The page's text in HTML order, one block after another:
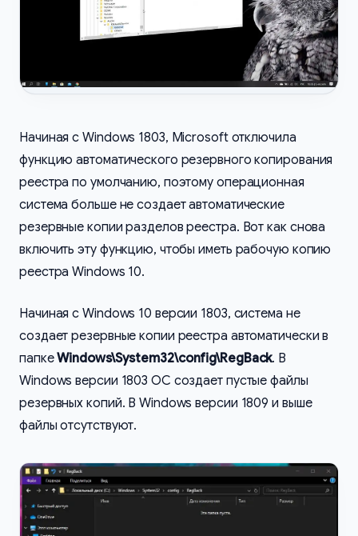
Начиная с Windows 1803, Microsoft отключила
функцию автоматического резервного копирования
реестра по умолчанию, поэтому операционная
система больше не создает автоматические
резервные копии разделов реестра. Вот как снова
включить эту функцию, чтобы иметь рабочую копию
реестра Windows 10.
Начиная с Windows 10 версии 1803, система не
создает резервные копии реестра автоматически в
папкеWindows\System32\config\RegBack. В
Windows версии 1803 ОС создает пустые файлы
резервных копий. В Windows версии 1809 и выше
файлы отсутствуют.